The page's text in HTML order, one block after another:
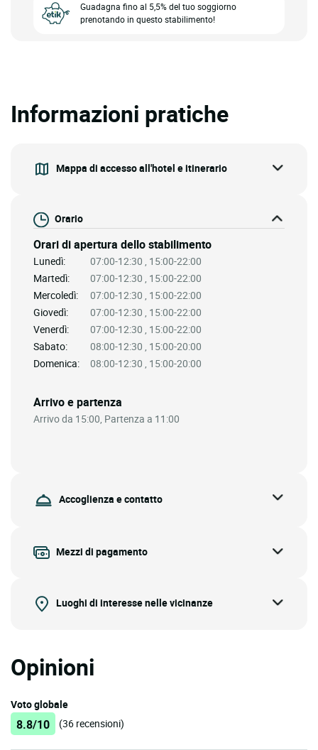
Guadagna fino al 5,5% del tuo soggiorno
prenotando in questo stabilimento!
Informazioni pratiche
Mappa di accesso all'hotel e itinerario
Orario
Orari di apertura dello stabilimento
Lunedì:
07:00-12:30 , 15:00-22:00
Martedì:
07:00-12:30 , 15:00-22:00
Mercoledì:
07:00-12:30 , 15:00-22:00
Giovedì:
07:00-12:30 , 15:00-22:00
Venerdì:
07:00-12:30 , 15:00-22:00
Sabato:
08:00-12:30 , 15:00-20:00
Domenica:
08:00-12:30 , 15:00-20:00
Arrivo e partenza
Arrivo da 15:00, Partenza a 11:00
Accoglienza e contatto
Mezzi di pagamento
Luoghi di interesse nelle vicinanze
Opinioni
Voto globale
8.8/10 (36 recensioni)